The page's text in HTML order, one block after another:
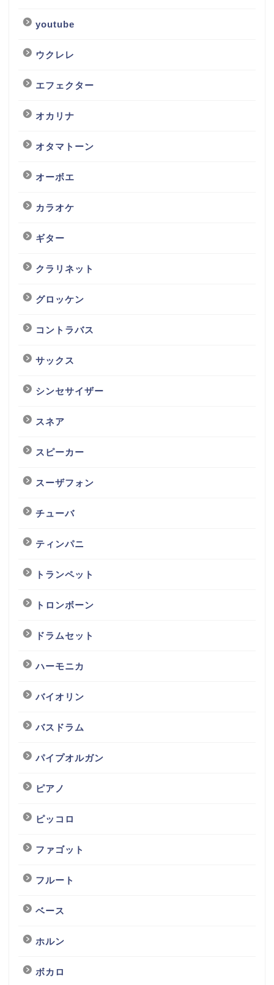
youtube
ウクレレ
エフェクター
オカリナ
オタマトーン
オーボエ
カラオケ
ギター
クラリネット
グロッケン
コントラバス
サックス
シンセサイザー
スネア
スピーカー
スーザフォン
チューバ
ティンパニ
トランペット
トロンボーン
ドラムセット
ハーモニカ
バイオリン
バスドラム
パイプオルガン
ピアノ
ピッコロ
ファゴット
フルート
ベース
ホルン
ボカロ